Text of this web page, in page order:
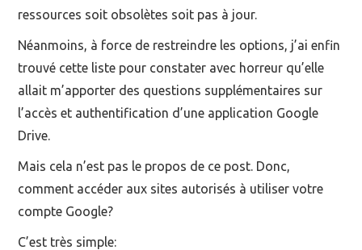
ressources soit obsolètes soit pas à jour.
Néanmoins, à force de restreindre les options, j’ai enfin
trouvé cette liste pour constater avec horreur qu’elle
allait m’apporter des questions supplémentaires sur
l’accès et authentification d’une application Google
Drive.
Mais cela n’est pas le propos de ce post. Donc,
comment accéder aux sites autorisés à utiliser votre
compte Google?
C’est très simple: